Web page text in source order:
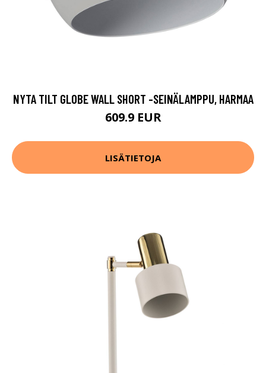
NYTA TILT GLOBE WALL SHORT -SEINÄLAMPPU, HARMAA
609.9 EUR
LISÄTIETOJA